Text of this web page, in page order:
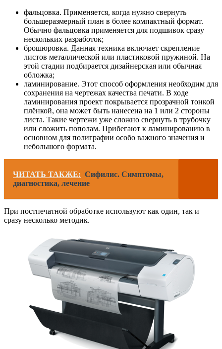
фальцовка. Применяется, когда нужно свернуть
большеразмерный план в более компактный формат.
Обычно фальцовка применяется для подшивок сразу
нескольких разработок;
брошюровка. Данная техника включает скрепление
листов металлической или пластиковой пружиной. На
этой стадии подбирается дизайнерская или обычная
обложка;
ламинирование. Этот способ оформления необходим для
сохранения на чертежах качества печати. В ходе
ламинирования проект покрывается прозрачной тонкой
плёнкой, она может быть нанесена на 1 или 2 стороны
листа. Такие чертежи уже сложно свернуть в трубочку
или сложить пополам. Прибегают к ламинированию в
основном для полиграфии особо важного значения и
небольшого формата.
ЧИТАТЬ ТАКЖЕ: Сифилис. Симптомы,
диагностика, лечение
При постпечатной обработке используют как один, так и
сразу несколько методик.